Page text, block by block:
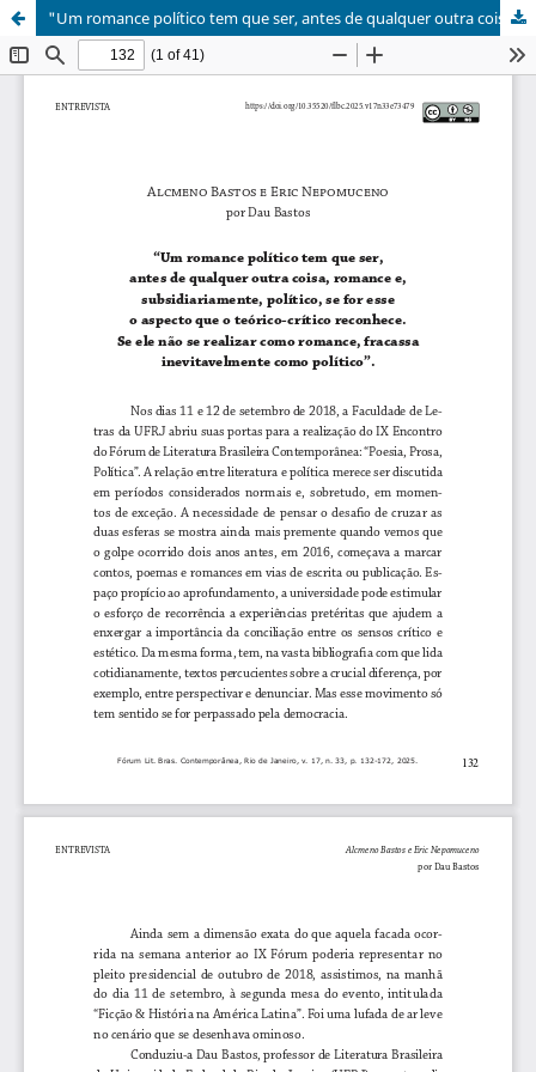
"Um romance político tem que ser, antes de qualquer outra coisa, romance e, subsidiariamente, político, se for esse o aspecto que o teórico-crítico reconhece. Se ele não se realizar como romance, fracassa inevitavelmente como político".